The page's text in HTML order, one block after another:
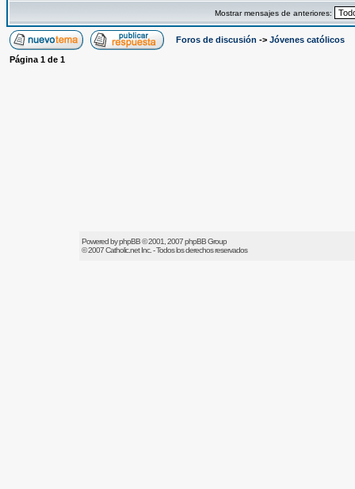
Mostrar mensajes de anteriores:
Foros de discusión -> Jóvenes católicos
Página 1 de 1
Powered byphpBB© 2001, 2007 phpBB Group
© 2007Catholic.netInc. - Todos los derechos reservados